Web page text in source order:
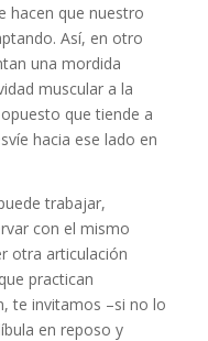
hacen que nuestro
Así, en otro
una mordida
muscular a la
que tiende a
hacia ese lado en
trabajar,
con el mismo
otra articulación
practican
te invitamos –si no lo
en reposo y